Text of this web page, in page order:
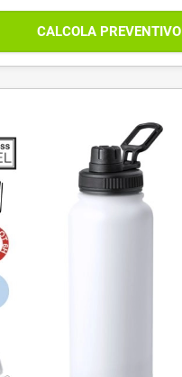
CALCOLA PREVENTIVO